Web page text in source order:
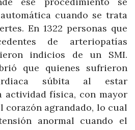
cuando se trata
En 1322 personas que
de arteriopatías
indicios de un SMI.
que quienes sufrieron
súbita al estar
actividad física, con mayor
corazón agrandado, lo cual
anormal cuando el